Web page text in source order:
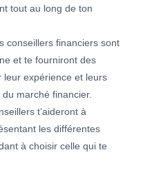
tout au long de ton
conseillers financiers sont
et te fourniront des
leur expérience et leurs
marché financier.
t’aideront à
les différentes
à choisir celle qui te